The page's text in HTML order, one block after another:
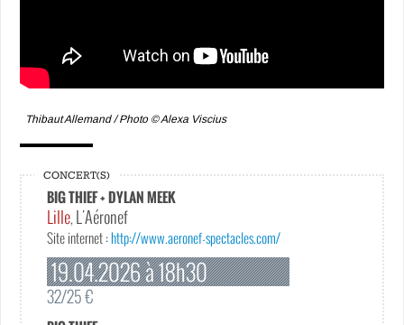
Thibaut Allemand / Photo © Alexa Viscius
CONCERT(S)
BIG THIEF + DYLAN MEEK
Lille, L'Aéronef
Site internet :http://www.aeronef-spectacles.com/
19.04.2026 à 18h30
32/25 €